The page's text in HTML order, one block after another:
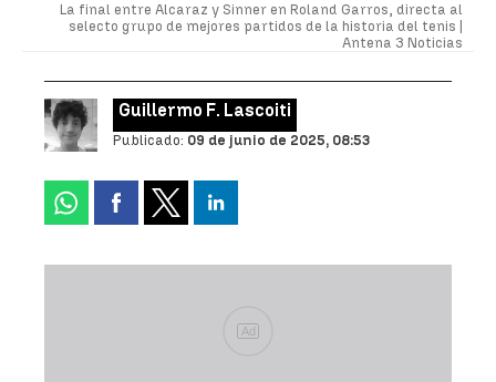
La final entre Alcaraz y Sinner en Roland Garros, directa al
selecto grupo de mejores partidos de la historia del tenis |
Antena 3 Noticias
Guillermo F. Lascoiti
Publicado: 09 de junio de 2025, 08:53
Ad